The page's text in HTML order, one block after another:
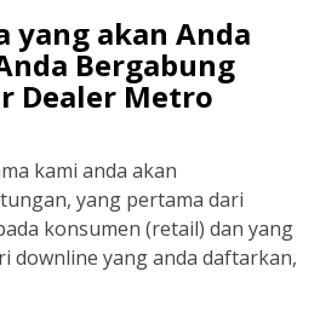
yang akan Anda
Bergabung
Dealer Metro
kami anda akan
yang pertama dari
konsumen (retail) dan yang
downline yang anda daftarkan,